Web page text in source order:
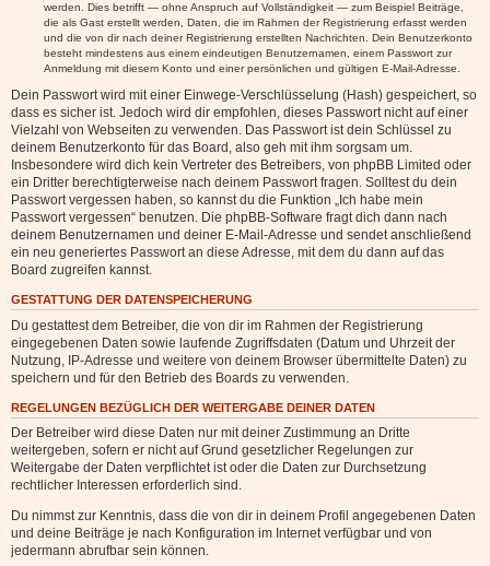
werden. Dies betrifft — ohne Anspruch auf Vollständigkeit — zum Beispiel Beiträge,
die als Gast erstellt werden, Daten, die im Rahmen der Registrierung erfasst werden
und die von dir nach deiner Registrierung erstellten Nachrichten. Dein Benutzerkonto
besteht mindestens aus einem eindeutigen Benutzernamen, einem Passwort zur
Anmeldung mit diesem Konto und einer persönlichen und gültigen E-Mail-Adresse.
Dein Passwort wird mit einer Einwege-Verschlüsselung (Hash) gespeichert, so
dass es sicher ist. Jedoch wird dir empfohlen, dieses Passwort nicht auf einer
Vielzahl von Webseiten zu verwenden. Das Passwort ist dein Schlüssel zu
deinem Benutzerkonto für das Board, also geh mit ihm sorgsam um.
Insbesondere wird dich kein Vertreter des Betreibers, von phpBB Limited oder
ein Dritter berechtigterweise nach deinem Passwort fragen. Solltest du dein
Passwort vergessen haben, so kannst du die Funktion „Ich habe mein
Passwort vergessen“ benutzen. Die phpBB-Software fragt dich dann nach
deinem Benutzernamen und deiner E-Mail-Adresse und sendet anschließend
ein neu generiertes Passwort an diese Adresse, mit dem du dann auf das
Board zugreifen kannst.
GESTATTUNG DER DATENSPEICHERUNG
Du gestattest dem Betreiber, die von dir im Rahmen der Registrierung
eingegebenen Daten sowie laufende Zugriffsdaten (Datum und Uhrzeit der
Nutzung, IP-Adresse und weitere von deinem Browser übermittelte Daten) zu
speichern und für den Betrieb des Boards zu verwenden.
REGELUNGEN BEZÜGLICH DER WEITERGABE DEINER DATEN
Der Betreiber wird diese Daten nur mit deiner Zustimmung an Dritte
weitergeben, sofern er nicht auf Grund gesetzlicher Regelungen zur
Weitergabe der Daten verpflichtet ist oder die Daten zur Durchsetzung
rechtlicher Interessen erforderlich sind.
Du nimmst zur Kenntnis, dass die von dir in deinem Profil angegebenen Daten
und deine Beiträge je nach Konfiguration im Internet verfügbar und von
jedermann abrufbar sein können.